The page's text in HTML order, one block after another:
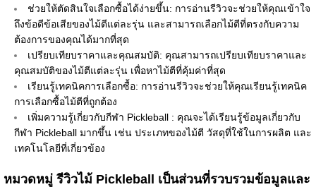
ช่วยให้ตัดสินใจเลือกซื้อได้ง่ายขึ้น: การอ่านรีวิวจะช่วยให้คุณเข้าใจ
ถึงข้อดีข้อเสียของไม้ตีแต่ละรุ่น และสามารถเลือกไม้ตีที่ตรงกับความ
ต้องการของคุณได้มากที่สุด
เปรียบเทียบราคาและคุณสมบัติ: คุณสามารถเปรียบเทียบราคาและ
คุณสมบัติของไม้ตีแต่ละรุ่น เพื่อหาไม้ตีที่คุ้มค่าที่สุด
เรียนรู้เทคนิคการเลือกซื้อ: การอ่านรีวิวจะช่วยให้คุณเรียนรู้เทคนิค
การเลือกซื้อไม้ตีที่ถูกต้อง
เพิ่มความรู้เกี่ยวกับกีฬา Pickleball : คุณจะได้เรียนรู้ข้อมูลเกี่ยวกับ
กีฬา Pickleball มากขึ้น เช่น ประเภทของไม้ตี วัสดุที่ใช้ในการผลิต และ
เทคโนโลยีที่เกี่ยวข้อง
หมวดหมู่ รีวิวไม้ Pickleball เป็นส่วนที่รวบรวมข้อมูลและ